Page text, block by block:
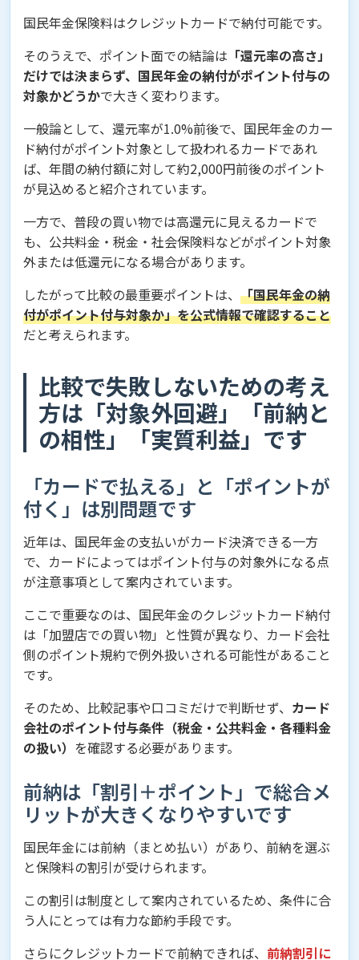
国民年金保険料はクレジットカードで納付可能です。
そのうえで、ポイント面での結論は 「還元率の高さ」
だけでは決まらず、国民年金の納付がポイント付与の
対象かどうかで大きく変わります。
一般論として、還元率が1.0%前後で、国民年金のカー
ド納付がポイント対象として扱われるカードであれ
ば、年間の納付額に対して約2,000円前後のポイント
が見込めると紹介されています。
一方で、普段の買い物では高還元に見えるカードで
も、公共料金・税金・社会保険料などがポイント対象
外または低還元になる場合があります。
したがって比較の最重要ポイントは、 「国民年金の納
付がポイント付与対象か」を公式情報で確認すること
だと考えられます。
比較で失敗しないための考え
方は「対象外回避」「前納と
の相性」「実質利益」です
「カードで払える」と「ポイントが
付く」は別問題です
近年は、国民年金の支払いがカード決済できる一方
で、カードによってはポイント付与の対象外になる点
が注意事項として案内されています。
ここで重要なのは、国民年金のクレジットカード納付
は「加盟店での買い物」と性質が異なり、カード会社
側のポイント規約で例外扱いされる可能性があること
です。
そのため、比較記事や口コミだけで判断せず、 カード
会社のポイント付与条件（税金・公共料金・各種料金
の扱い） を確認する必要があります。
前納は「割引＋ポイント」で総合メ
リットが大きくなりやすいです
国民年金には前納（まとめ払い）があり、前納を選ぶ
と保険料の割引が受けられます。
この割引は制度として案内されているため、条件に合
う人にとっては有力な節約手段です。
さらにクレジットカードで前納できれば、 前納割引に